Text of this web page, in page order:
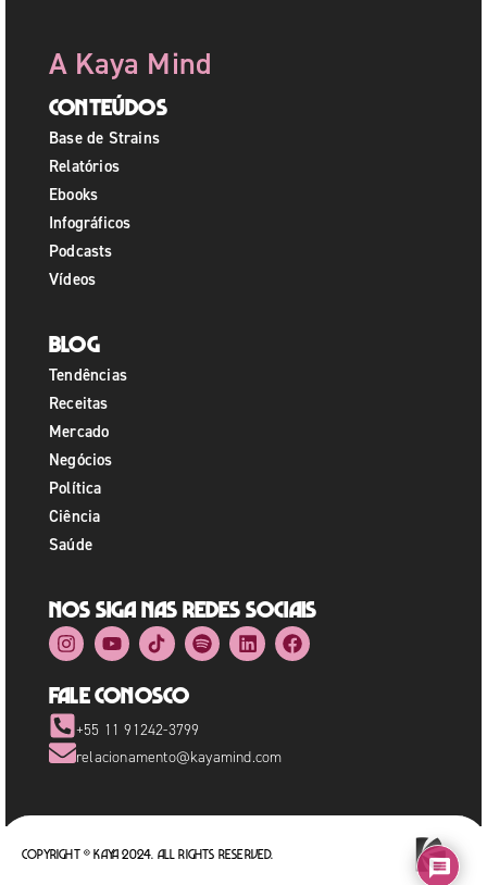
A Kaya Mind
Conteúdos
Base de Strains
Relatórios
Ebooks
Infográficos
Podcasts
Vídeos
Blog
Tendências
Receitas
Mercado
Negócios
Política
Ciência
Saúde
Nos siga nas redes sociais
Fale Conosco
+55 11 91242-3799
relacionamento@kayamind.com
Copyright © Kaya 2024. All rights reserved.